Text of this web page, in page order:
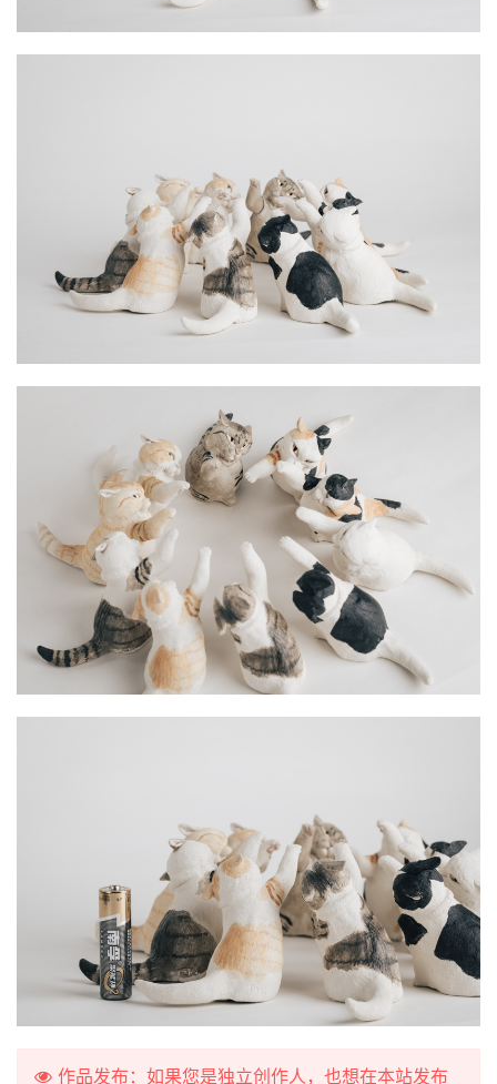
作品发布：如果您是独立创作人，也想在本站发布